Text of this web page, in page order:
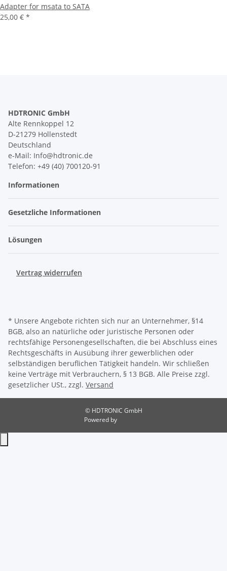
Adapter for msata to SATA
25,00 € *
HDTRONIC GmbH
Alte Rennkoppel 12
D-21279 Hollenstedt
Deutschland
e-Mail: Info@hdtronic.de
Telefon: +49 (40) 700120-91
Informationen
Gesetzliche Informationen
Lösungen
Vertrag widerrufen
* Unsere Angebote richten sich nur an Unternehmer, §14
BGB, also an natürliche oder juristische Personen oder
rechtsfähige Personengesellschaften, die bei Abschluss eines
Rechtsgeschäfts in Ausübung ihrer gewerblichen oder
selbständigen beruflichen Tätigkeit handeln. Wir schließen
keine Verträge mit Verbrauchern, § 13 BGB. Alle Preise zzgl.
gesetzlicher USt., zzgl. Versand
© HDTRONIC GmbH
Powered by